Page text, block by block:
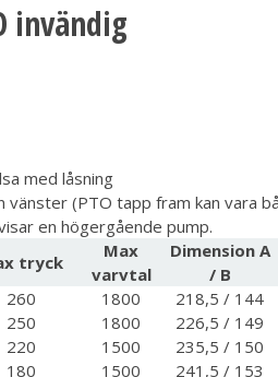
invändig
med låsning
(PTO tapp fram kan vara
en högergående pump.
tryck
Max
varvtal
Dimension A
/ B
260 1800 218,5 / 144
250 1800 226,5 / 149
220 1500 235,5 / 150
180 1500 241,5 / 153